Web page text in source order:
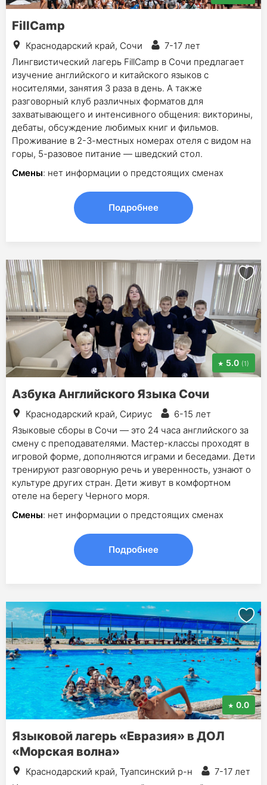
FillCamp
Краснодарский край, Сочи
7-17 лет
Лингвистический лагерь FillCamp в Сочи предлагает
изучение английского и китайского языков с
носителями, занятия 3 раза в день. А также
разговорный клуб различных форматов для
захватывающего и интенсивного общения: викторины,
дебаты, обсуждение любимых книг и фильмов.
Проживание в 2-3-местных номерах отеля с видом на
горы, 5-разовое питание — шведский стол.
Смены: нет информации о предстоящих сменах
Подробнее
5.0 (1)
Азбука Английского Языка Сочи
Краснодарский край, Сириус
6-15 лет
Языковые сборы в Сочи — это 24 часа английского за
смену с преподавателями. Мастер-классы проходят в
игровой форме, дополняются играми и беседами. Дети
тренируют разговорную речь и уверенность, узнают о
культуре других стран. Дети живут в комфортном
отеле на берегу Черного моря.
Смены: нет информации о предстоящих сменах
Подробнее
0.0
Языковой лагерь «Евразия» в ДОЛ
«Морская волна»
Краснодарский край, Туапсинский р-н
7-17 лет